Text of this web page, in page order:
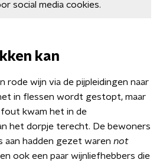
social media cookies.
kan
rode wijn via de pijpleidingen naar
in flessen wordt gestopt, maar
kwam het in de
het dorpje terecht. De bewoners
hadden gezet waren not
ook een paar wijnliefhebbers die